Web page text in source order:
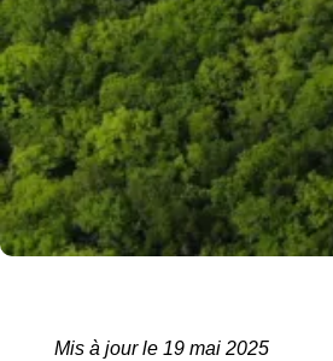
Mis à jour le 19 mai 2025